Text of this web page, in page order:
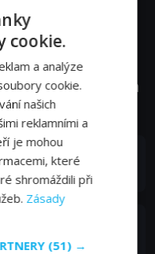
Vigil - Herci a
cookie.
a analýze
cookie.
našich
reklamními a
je mohou
které
shromáždili při
Zásady
(51) →